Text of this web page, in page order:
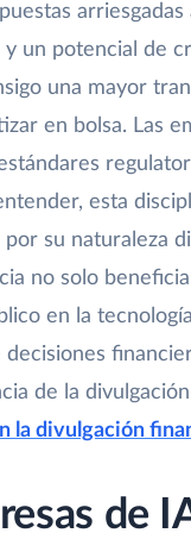
arriesgadas
un potencial de
una mayor
en bolsa. Las
esta
su naturaleza
no solo
en la
de la
la divulgación
de